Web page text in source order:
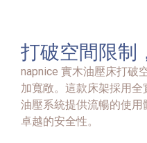
打破空間限制
napnice 實木油壓床打破
加寬敞。這款床架採用
油壓系統提供流暢的使
卓越的安全性。